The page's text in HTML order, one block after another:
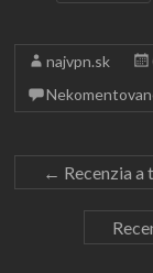
najvpn.sk
← Recenzia